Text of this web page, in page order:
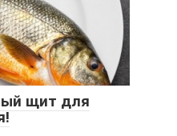
щит для